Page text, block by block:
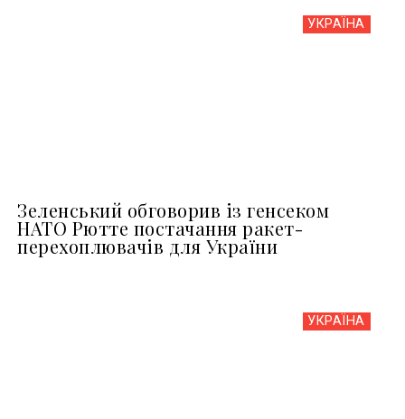
УКРАЇНА
Зеленський обговорив із генсеком
НАТО Рютте постачання ракет-
перехоплювачів для України
УКРАЇНА